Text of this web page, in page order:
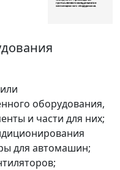
оборудования,
и части для них;
для автомашин;